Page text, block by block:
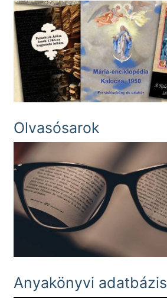
Olvasósarok
Anyakönyvi adatbázis